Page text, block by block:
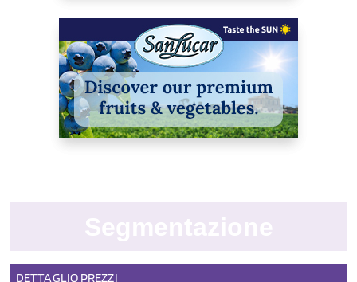
DETTAGLIO PREZZI